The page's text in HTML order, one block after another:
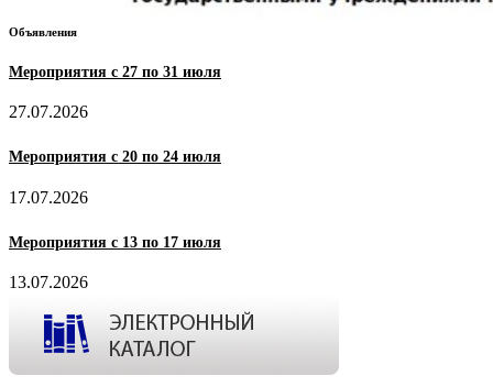
Объявления
Мероприятия с 27 по 31 июля
27.07.2026
Мероприятия с 20 по 24 июля
17.07.2026
Мероприятия с 13 по 17 июля
13.07.2026